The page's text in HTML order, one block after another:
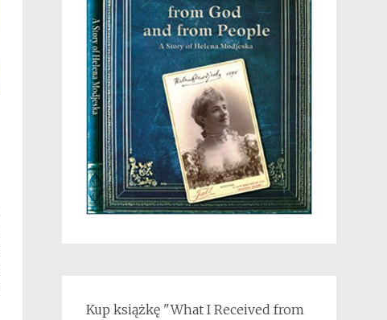
Kup książkę "What I Received from